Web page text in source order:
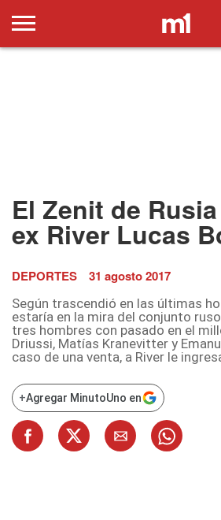
El Zenit de
ex River Lucas
DEPORTES 31 agosto 2017
Según trascendió en las últimas
estaría en la mira del conjunto
tres hombres con pasado en el
Driussi, Matías Kranevitter y
caso de una venta, a River le
+Agregar MinutoUno en